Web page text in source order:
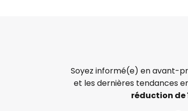
Soyez informé(e) en avant-
et les dernières tendances
réduction de